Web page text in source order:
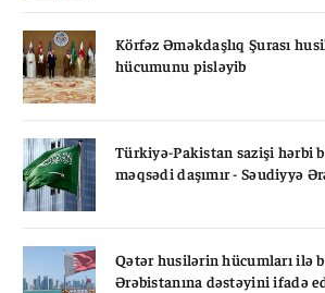
Körfəz Əməkdaşlıq Şurası
hücumunu pisləyib
Türkiyə-Pakistan sazişi hərbi
məqsədi daşımır - Səudiyyə
Qətər husilərin hücumları ilə
Ərəbistanına dəstəyini ifadə